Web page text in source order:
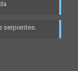
serpientes.